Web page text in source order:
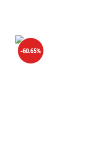
-60.65%